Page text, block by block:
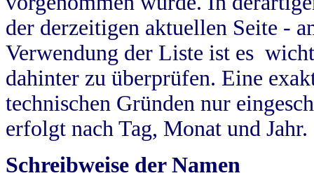
der derzeitigen aktuellen Seite -
Verwendung der Liste ist es
dahinter zu überprüfen. Eine
technischen Gründen nur
erfolgt nach Tag, Monat und Jahr.
Schreibweise der Namen